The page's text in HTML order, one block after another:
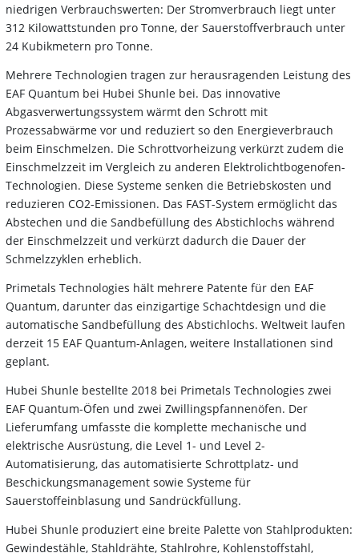
niedrigen Verbrauchswerten: Der Stromverbrauch liegt unter
312 Kilowattstunden pro Tonne, der Sauerstoffverbrauch unter
24 Kubikmetern pro Tonne.
Mehrere Technologien tragen zur herausragenden Leistung des
EAF Quantum bei Hubei Shunle bei. Das innovative
Abgasverwertungssystem wärmt den Schrott mit
Prozessabwärme vor und reduziert so den Energieverbrauch
beim Einschmelzen. Die Schrottvorheizung verkürzt zudem die
Einschmelzzeit im Vergleich zu anderen Elektrolichtbogenofen-
Technologien. Diese Systeme senken die Betriebskosten und
reduzieren CO2-Emissionen. Das FAST-System ermöglicht das
Abstechen und die Sandbefüllung des Abstichlochs während
der Einschmelzzeit und verkürzt dadurch die Dauer der
Schmelzzyklen erheblich.
Primetals Technologies hält mehrere Patente für den EAF
Quantum, darunter das einzigartige Schachtdesign und die
automatische Sandbefüllung des Abstichlochs. Weltweit laufen
derzeit 15 EAF Quantum-Anlagen, weitere Installationen sind
geplant.
Hubei Shunle bestellte 2018 bei Primetals Technologies zwei
EAF Quantum-Öfen und zwei Zwillingspfannenöfen. Der
Lieferumfang umfasste die komplette mechanische und
elektrische Ausrüstung, die Level 1- und Level 2-
Automatisierung, das automatisierte Schrottplatz- und
Beschickungsmanagement sowie Systeme für
Sauerstoffeinblasung und Sandrückfüllung.
Hubei Shunle produziert eine breite Palette von Stahlprodukten:
Gewindestähle, Stahldrähte, Stahlrohre, Kohlenstoffstahl,